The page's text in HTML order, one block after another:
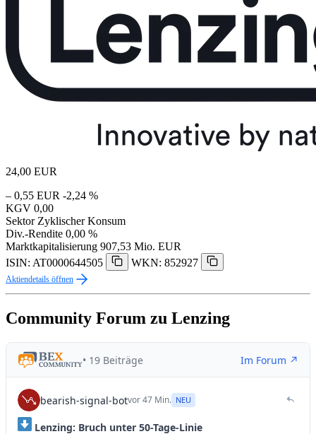
24,00 EUR
– 0,55 EUR -2,24 %
KGV 0,00
Sektor Zyklischer Konsum
Div.-Rendite 0,00 %
Marktkapitalisierung 907,53 Mio. EUR
ISIN: AT0000644505
WKN: 852927
Aktiendetails öffnen
Community Forum zu Lenzing